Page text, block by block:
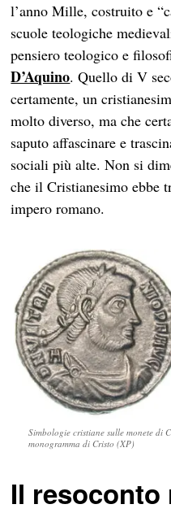
l’anno Mille, costruito e
scuole teologiche
pensiero teologico e
D’Aquino. Quello di V
certamente, un
molto diverso, ma che
saputo affascinare e
sociali più alte. Non si
che il Cristianesimo ebbe
impero romano.
Simbologie cristiane sulle monete di
monogramma di Cristo (XP)
Il